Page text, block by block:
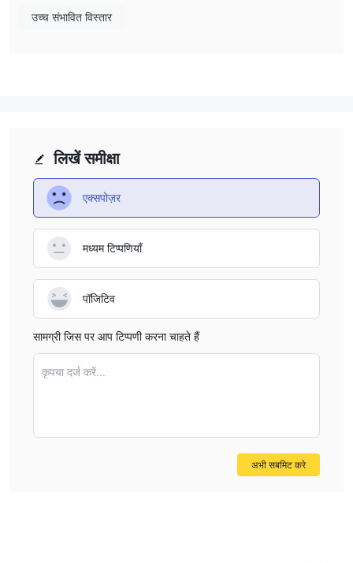
उच्च संभावित विस्तार
लिखें समीक्षा
एक्सपोज़र
मध्यम टिप्पणियाँ
पॉजिटिव
सामग्री जिस पर आप टिप्पणी करना चाहते हैं
कृपया दर्ज करें...
अभी सबमिट करे